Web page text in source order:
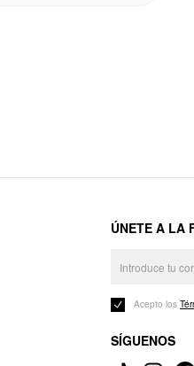
ÚNETE A LA
Acepto los
SÍGUENOS